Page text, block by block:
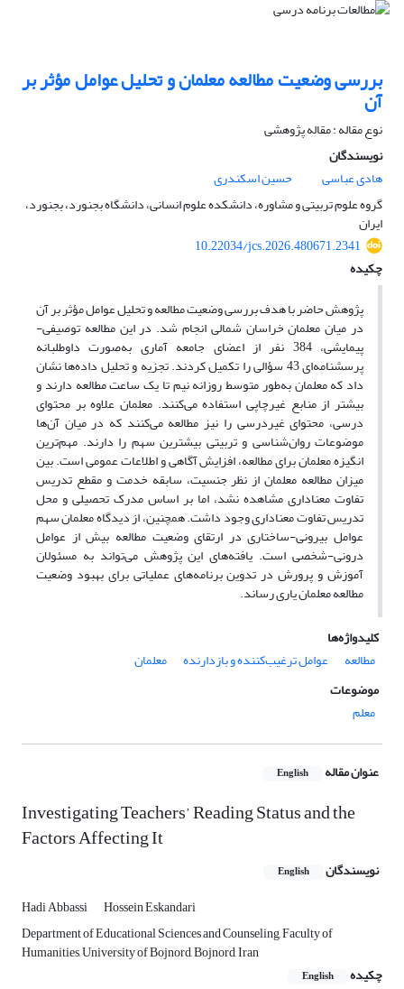
بررسی وضعیت مطالعه معلمان و تحلیل عوامل مؤثر بر
آن
نوع مقاله : مقاله پژوهشی
نویسندگان
هادی عباسی
حسین اسکندری
گروه علوم تربیتی و مشاوره، دانشکده علوم انسانی، دانشگاه بجنورد، بجنورد،
ایران
10.22034/jcs.2026.480671.2341
چکیده
پژوهش حاضر با هدف بررسی وضعیت مطالعه و تحلیل عوامل مؤثر بر آن
در میان معلمان خراسان شمالی انجام شد. در این مطالعه توصیفی-
پیمایشی، 384 نفر از اعضای جامعه آماری به‌صورت داوطلبانه
پرسشنامه‌ای 43 سؤالی را تکمیل کردند. تجزیه و تحلیل داده‌ها نشان
داد که معلمان به‌طور متوسط روزانه نیم تا یک ساعت مطالعه دارند و
بیشتر از منابع غیرچاپی استفاده می‌کنند. معلمان علاوه بر محتوای
درسی، محتوای غیردرسی را نیز مطالعه می‌کنند که در میان آن‌ها
موضوعات روان‌شناسی و تربیتی بیشترین سهم را دارند. مهم‌ترین
انگیزه معلمان برای مطالعه، افزایش آگاهی و اطلاعات عمومی است. بین
میزان مطالعه معلمان از نظر جنسیت، سابقه خدمت و مقطع تدریس
تفاوت معناداری مشاهده نشد، اما بر اساس مدرک تحصیلی و محل
تدریس تفاوت‌ معناداری وجود داشت. همچنین، از دیدگاه معلمان سهم
عوامل بیرونی-ساختاری در ارتقای وضعیت مطالعه بیش از عوامل
درونی-شخصی است. یافته‌های این پژوهش می‌تواند به مسئولان
آموزش و پرورش در تدوین برنامه‌های عملیاتی برای بهبود وضعیت
مطالعه معلمان یاری رساند.
کلیدواژه‌ها
مطالعه
عوامل ترغیب‌کننده و بازدارنده
معلمان
موضوعات
معلم
عنوان مقاله English
Investigating Teachers’ Reading Status and the
Factors Affecting It
نویسندگان English
Hadi Abbassi
Hossein Eskandari
Department of Educational Sciences and Counseling, Faculty of
Humanities, University of Bojnord, Bojnord, Iran
چکیده
English